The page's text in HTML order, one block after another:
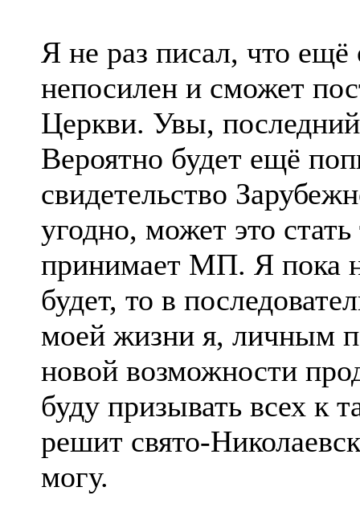
Я не раз писал, что ещё
непосилен и сможет
Церкви. Увы,
Вероятно будет ещё
свидетельство
угодно, может это
принимает МП. Я пока
будет, то в
моей жизни я, личным
новой возможности
буду призывать всех к
решит свято-
могу.